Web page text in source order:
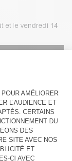
et le vendredi 14